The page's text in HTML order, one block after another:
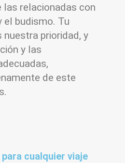
las relacionadas con
el budismo. Tu
nuestra prioridad, y
y las
de este
cualquier viaje